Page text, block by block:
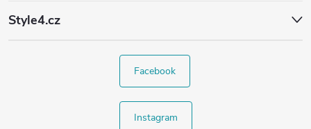
Style4.cz
Facebook
Instagram